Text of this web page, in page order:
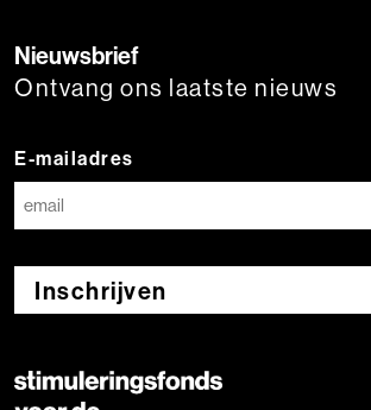
Nieuwsbrief
Ontvang ons laatste nieuws
E-mailadres
Inschrijven